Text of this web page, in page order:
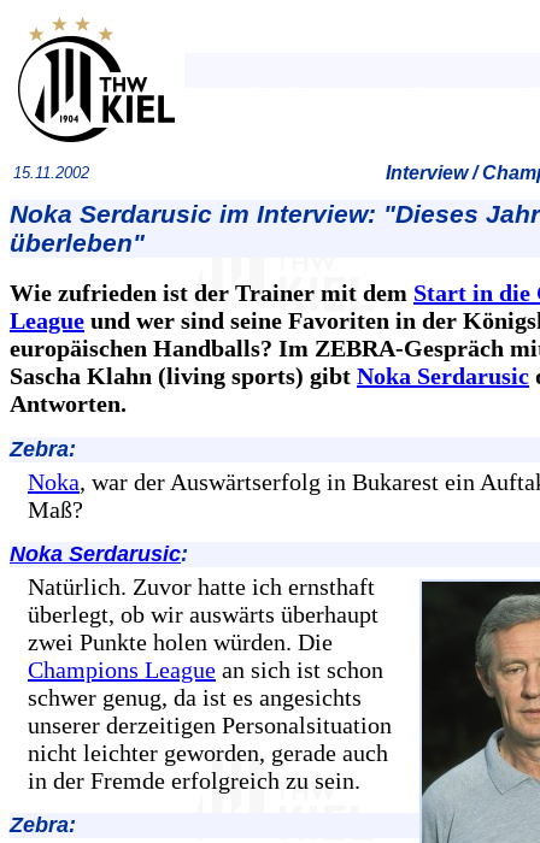
15.11.2002 Interview /
Noka Serdarusic im Interview: "Dieses Jahr
überleben"
Wie zufrieden ist der Trainer mit dem Start in die
League und wer sind seine Favoriten in der
europäischen Handballs? Im ZEBRA-Gespräch
Sascha Klahn (living sports) gibt Noka Serdarusic
Antworten.
Zebra:
Noka, war der Auswärtserfolg in Bukarest ein
Maß?
Noka Serdarusic:
Natürlich. Zuvor hatte ich ernsthaft
überlegt, ob wir auswärts überhaupt
zwei Punkte holen würden. Die
Champions League an sich ist schon
schwer genug, da ist es angesichts
unserer derzeitigen Personalsituation
nicht leichter geworden, gerade auch
in der Fremde erfolgreich zu sein.
Zebra: